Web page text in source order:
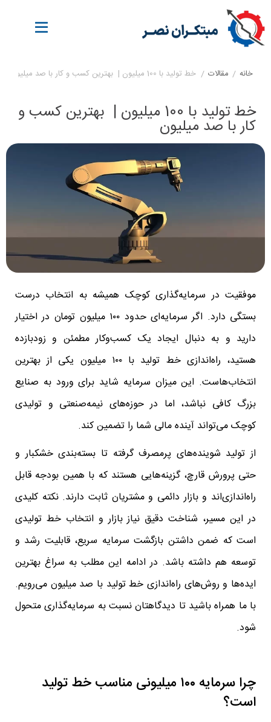
خانه / مقالات / خط تولید با 100 میلیون | بهترین کسب و کار با صد میلیون
خط تولید با 100 میلیون | بهترین کسب و
کار با صد میلیون
موفقیت در سرمایه‌گذاری کوچک همیشه به انتخاب درست
بستگی دارد. اگر سرمایه‌ای حدود ۱۰۰ میلیون تومان در اختیار
دارید و به دنبال ایجاد یک کسب‌وکار مطمئن و زودبازده
هستید، راه‌اندازی خط تولید با ۱۰۰ میلیون یکی از بهترین
انتخاب‌هاست. این میزان سرمایه شاید برای ورود به صنایع
بزرگ کافی نباشد، اما در حوزه‌های نیمه‌صنعتی و تولیدی
کوچک می‌تواند آینده مالی شما را تضمین کند.
از تولید شوینده‌های پرمصرف گرفته تا بسته‌بندی خشکبار و
حتی پرورش قارچ، گزینه‌هایی هستند که با همین بودجه قابل
راه‌اندازی‌اند و بازار دائمی و مشتریان ثابت دارند. نکته کلیدی
در این مسیر، شناخت دقیق نیاز بازار و انتخاب خط تولیدی
است که ضمن داشتن بازگشت سرمایه سریع، قابلیت رشد و
توسعه هم داشته باشد. در ادامه این مطلب به سراغ بهترین
ایده‌ها و روش‌های راه‌اندازی خط تولید با صد میلیون می‌رویم.
با ما همراه باشید تا دیدگاهتان نسبت به سرمایه‌گذاری متحول
شود.
چرا سرمایه ۱۰۰ میلیونی مناسب خط تولید
است؟